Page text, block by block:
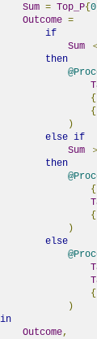
Sum = Top_P{0
Outcome =
if
Sum
＜
then
)
else if
Sum
＞
then
)
else
)
in
Outcome,